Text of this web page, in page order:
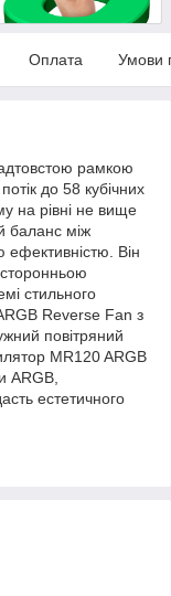
Оплата Умови
рамкою
до 58 кубічних
на рівні не вище
баланс між
Він
стильного
Reverse Fan з
повітряний
MR120 ARGB
ARGB,
естетичного